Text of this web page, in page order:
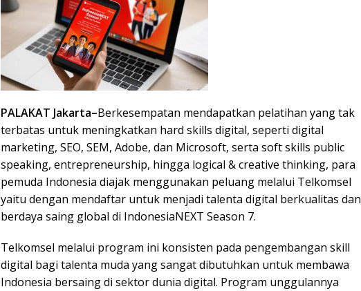
PALAKAT Jakarta–Berkesempatan mendapatkan pelatihan yang tak
terbatas untuk meningkatkan hard skills digital, seperti digital
marketing, SEO, SEM, Adobe, dan Microsoft, serta soft skills public
speaking, entrepreneurship, hingga logical & creative thinking, para
pemuda Indonesia diajak menggunakan peluang melalui Telkomsel
yaitu dengan mendaftar untuk menjadi talenta digital berkualitas dan
berdaya saing global di IndonesiaNEXT Season 7.
Telkomsel melalui program ini konsisten pada pengembangan skill
digital bagi talenta muda yang sangat dibutuhkan untuk membawa
Indonesia bersaing di sektor dunia digital. Program unggulannya